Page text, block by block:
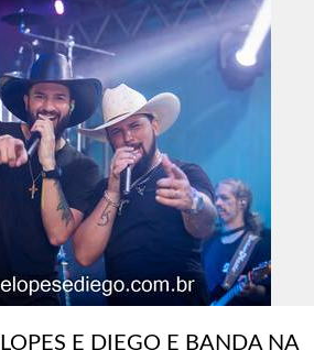
E DIEGO E BANDA NA